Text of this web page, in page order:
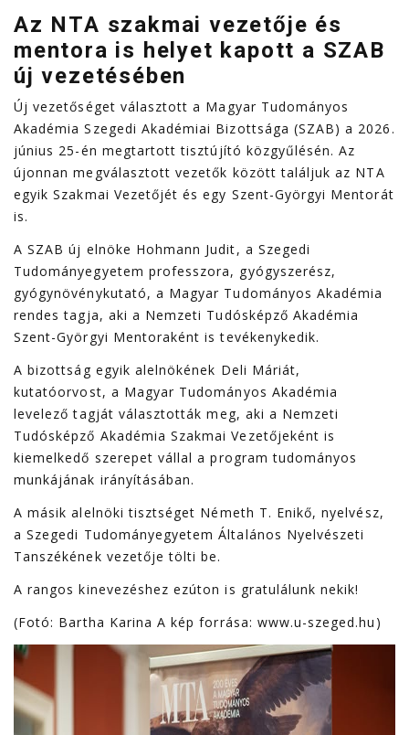
Az NTA szakmai vezetője és
mentora is helyet kapott a SZAB
új vezetésében
Új vezetőséget választott a Magyar Tudományos
Akadémia Szegedi Akadémiai Bizottsága (SZAB) a 2026.
június 25-én megtartott tisztújító közgyűlésén. Az
újonnan megválasztott vezetők között találjuk az NTA
egyik Szakmai Vezetőjét és egy Szent-Györgyi Mentorát
is.
A SZAB új elnöke Hohmann Judit, a Szegedi
Tudományegyetem professzora, gyógyszerész,
gyógynövénykutató, a Magyar Tudományos Akadémia
rendes tagja, aki a Nemzeti Tudósképző Akadémia
Szent-Györgyi Mentoraként is tevékenykedik.
A bizottság egyik alelnökének Deli Máriát,
kutatóorvost, a Magyar Tudományos Akadémia
levelező tagját választották meg, aki a Nemzeti
Tudósképző Akadémia Szakmai Vezetőjeként is
kiemelkedő szerepet vállal a program tudományos
munkájának irányításában.
A másik alelnöki tisztséget Németh T. Enikő, nyelvész,
a Szegedi Tudományegyetem Általános Nyelvészeti
Tanszékének vezetője tölti be.
A rangos kinevezéshez ezúton is gratulálunk nekik!
(Fotó: Bartha Karina A kép forrása: www.u-szeged.hu)